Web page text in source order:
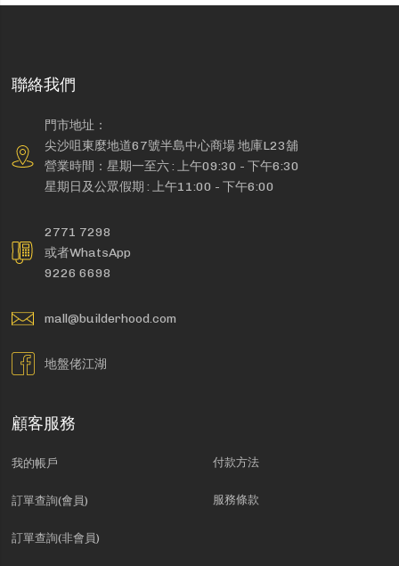
聯絡我們
門市地址：
尖沙咀東麼地道67號半島中心商場 地庫L23舖
營業時間：星期一至六 : 上午09:30 - 下午6:30
星期日及公眾假期 : 上午11:00 - 下午6:00
2771 7298
或者WhatsApp
9226 6698
mall@builderhood.com
地盤佬江湖
顧客服務
我的帳戶
訂單查詢(會員)
訂單查詢(非會員)
付款方法
服務條款